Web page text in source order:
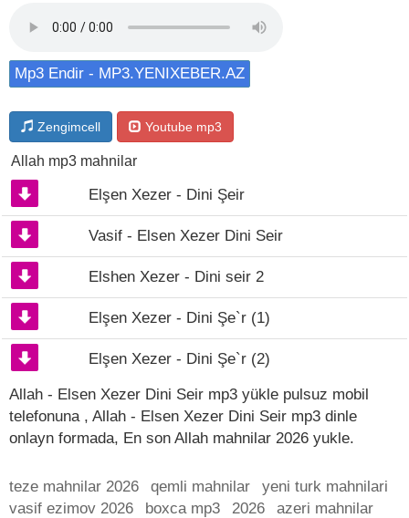
Mp3 Endir - MP3.YENIXEBER.AZ
Zengimcell Youtube mp3
Allah mp3 mahnilar
Elşen Xezer - Dini Şeir
Vasif - Elsen Xezer Dini Seir
Elshen Xezer - Dini seir 2
Elşen Xezer - Dini Şe`r (1)
Elşen Xezer - Dini Şe`r (2)
Allah - Elsen Xezer Dini Seir mp3 yükle pulsuz mobil
telefonuna , Allah - Elsen Xezer Dini Seir mp3 dinle
onlayn formada, En son Allah mahnilar 2026 yukle.
teze mahnilar 2026 qemli mahnilar
yeni turk mahnilari
vasif ezimov 2026
boxca mp3 2026 azeri mahnilar